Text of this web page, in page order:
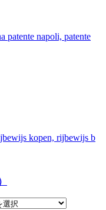
patente napoli, patente
kopen, rijbewijs b